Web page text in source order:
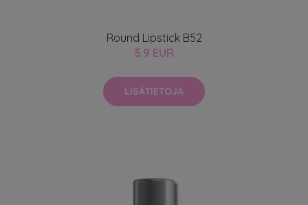
Round Lipstick B52
5.9 EUR
LISÄTIETOJA